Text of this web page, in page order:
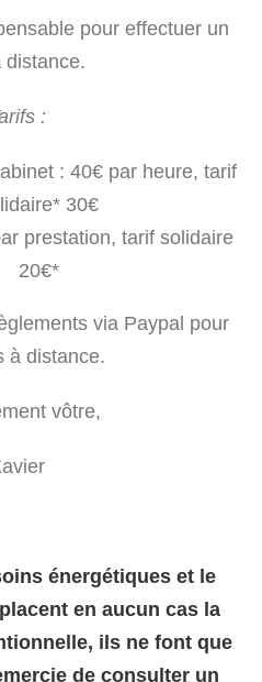
pour effectuer un
distance.
:
: 40€ par heure, tarif
30€
prestation, tarif solidaire
20€*
via Paypal pour
à distance.
vôtre,
énergétiques et le
en aucun cas la
ils ne font que
de consulter un